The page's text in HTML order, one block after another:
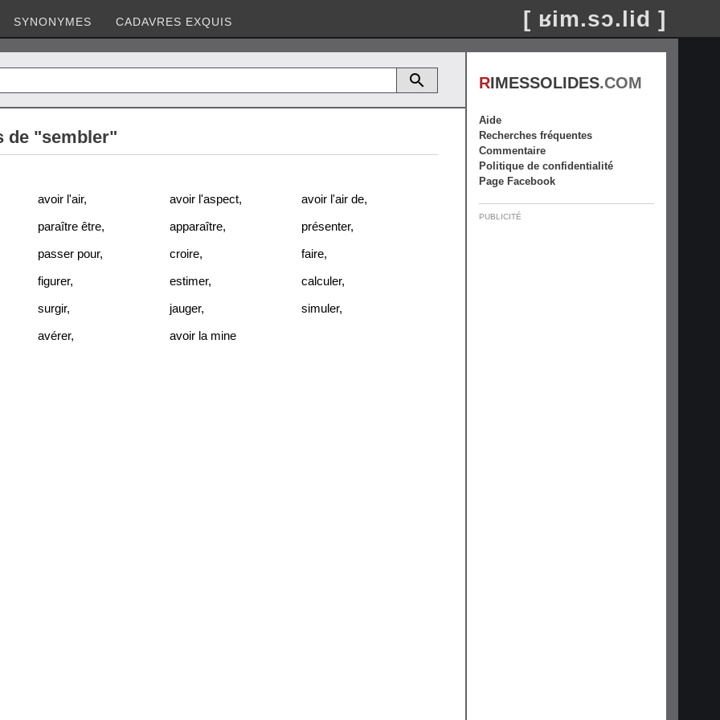
SYNONYMES CADAVRES EXQUIS [ ʁim.sɔ.lid ]
de "sembler"
avoir l'air, avoir l'aspect, avoir l'air de,
paraître être, apparaître, présenter,
passer pour, croire, faire,
figurer, estimer, calculer,
surgir, jauger, simuler,
avérer, avoir la mine
RIMESSOLIDES.COM
Aide
Recherches fréquentes
Commentaire
Politique de confidentialité
Page Facebook
PUBLICITÉ